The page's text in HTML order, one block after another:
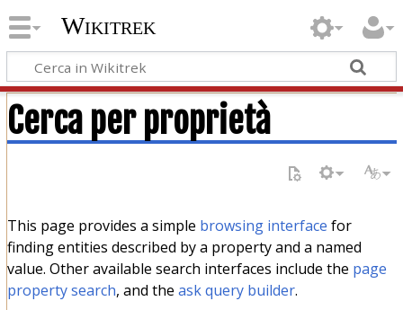
Wikitrek
Cerca per proprietà
This page provides a simple browsing interface for
finding entities described by a property and a named
value. Other available search interfaces include the page
property search, and the ask query builder.